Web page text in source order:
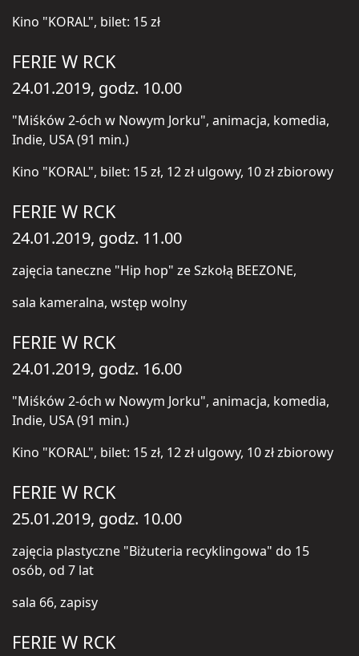
Kino "KORAL", bilet: 15 zł
FERIE W RCK
24.01.2019, godz. 10.00
"Miśków 2-óch w Nowym Jorku", animacja, komedia,
Indie, USA (91 min.)
Kino "KORAL", bilet: 15 zł, 12 zł ulgowy, 10 zł zbiorowy
FERIE W RCK
24.01.2019, godz. 11.00
zajęcia taneczne "Hip hop" ze Szkołą BEEZONE,
sala kameralna, wstęp wolny
FERIE W RCK
24.01.2019, godz. 16.00
"Miśków 2-óch w Nowym Jorku", animacja, komedia,
Indie, USA (91 min.)
Kino "KORAL", bilet: 15 zł, 12 zł ulgowy, 10 zł zbiorowy
FERIE W RCK
25.01.2019, godz. 10.00
zajęcia plastyczne "Biżuteria recyklingowa" do 15
osób, od 7 lat
sala 66, zapisy
FERIE W RCK